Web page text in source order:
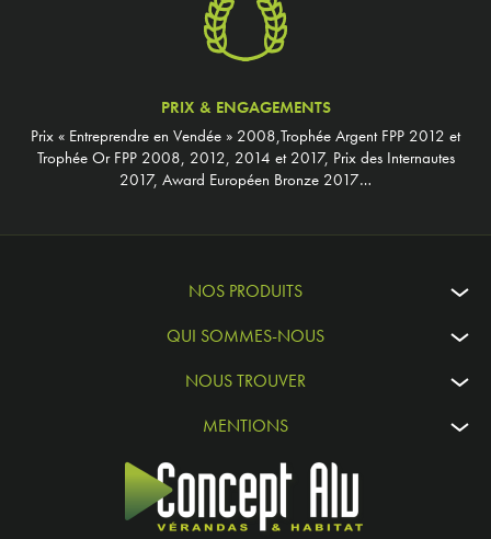
PRIX & ENGAGEMENTS
Prix « Entreprendre en Vendée » 2008,Trophée Argent FPP 2012 et
Trophée Or FPP 2008, 2012, 2014 et 2017, Prix des Internautes
2017, Award Européen Bronze 2017…
NOS PRODUITS
QUI SOMMES-NOUS
NOUS TROUVER
MENTIONS